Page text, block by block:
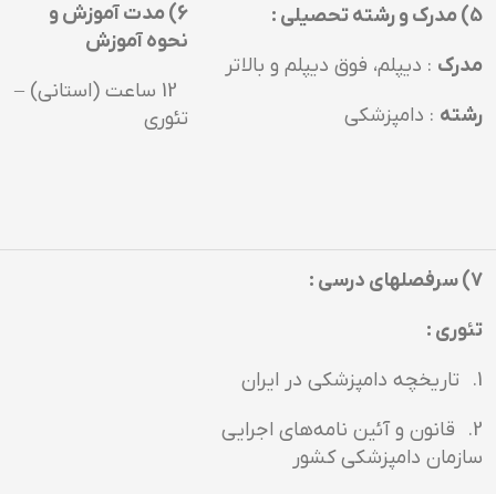
5) مدرك و رشته تحصيلي :
مدرك : ديپلم، فوق ديپلم و بالاتر
رشته : دامپزشكي
6) مدت آموزش و
نحوه آموزش
12 ساعت (استاني) –
تئوري
7) سرفصلهاي درسي :
تئوري :
1. تاريخچه دامپزشكي در ايران
2. قانون و آئين نامه‌هاي اجرايي
سازمان دامپزشكي كشور